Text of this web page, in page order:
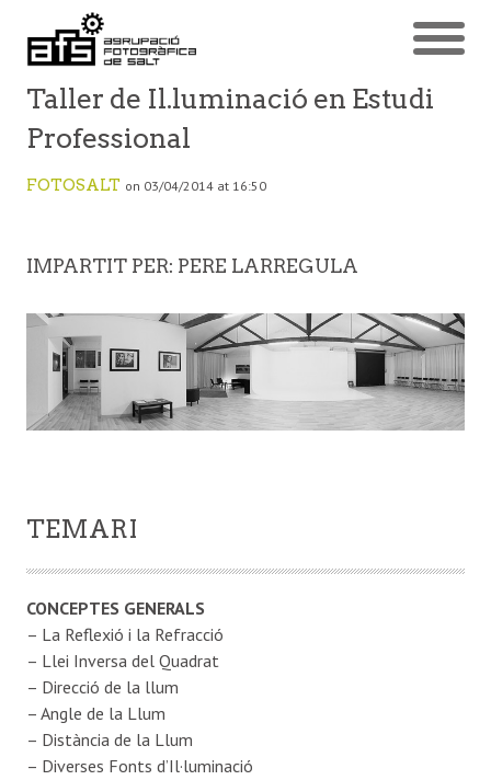
Taller de Il.luminació en Estudi
Professional
FOTOSALT on 03/04/2014 at 16:50
IMPARTIT PER: PERE LARREGULA
TEMARI
CONCEPTES GENERALS
– La Reflexió i la Refracció
– Llei Inversa del Quadrat
– Direcció de la llum
– Angle de la Llum
– Distància de la Llum
– Diverses Fonts d’Il·luminació